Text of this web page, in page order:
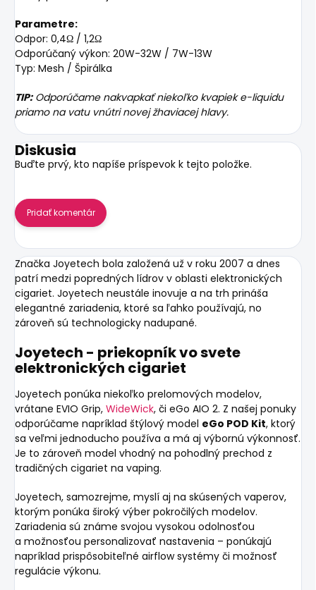
Parametre:
Odpor: 0,4Ω / 1,2Ω
Odporúčaný výkon: 20W-32W / 7W-13W
Typ: Mesh / Špirálka
TIP:Odporúčame nakvapkať niekoľko kvapiek e-liquidu
priamo na vatu vnútri novej žhaviacej hlavy.
Diskusia
Buďte prvý, kto napíše príspevok k tejto položke.
Pridať komentár
Značka Joyetech bola založená už v roku 2007 a dnes
patrí medzi popredných lídrov v oblasti elektronických
cigariet. Joyetech neustále inovuje a na trh prináša
elegantné zariadenia, ktoré sa ľahko používajú, no
zároveň sú technologicky nadupané.
Joyetech - priekopník vo svete
elektronických cigariet
Joyetech ponúka niekoľko prelomových modelov,
vrátane EVIO Grip, WideWick, či eGo AIO 2. Z našej ponuky
odporúčame napríklad štýlový model eGo POD Kit, ktorý
sa veľmi jednoducho používa a má aj výbornú výkonnosť.
Je to zároveň model vhodný na pohodlný prechod z
tradičných cigariet na vaping.
Joyetech, samozrejme, myslí aj na skúsených vaperov,
ktorým ponúka široký výber pokročilých modelov.
Zariadenia sú známe svojou vysokou odolnosťou
a možnosťou personalizovať nastavenia – ponúkajú
napríklad prispôsobiteľné airflow systémy či možnosť
regulácie výkonu.